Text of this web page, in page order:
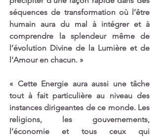
séquences de transformation où l’être
humain aura du mal à intégrer et à
comprendre la splendeur même de
l’évolution Divine de la Lumière et de
l’Amour en chacun. »
« Cette Energie aura aussi une tâche
tout à fait particulière au niveau des
instances dirigeantes de ce monde. Les
religions, les gouvernements,
l’économie et tous ceux qui